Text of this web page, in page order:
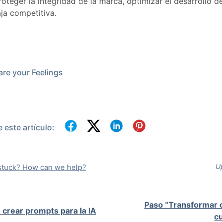
competitiva.
your Feelings
este artículo:
How can we help?
crear prompts para la IA
Paso “Transformar